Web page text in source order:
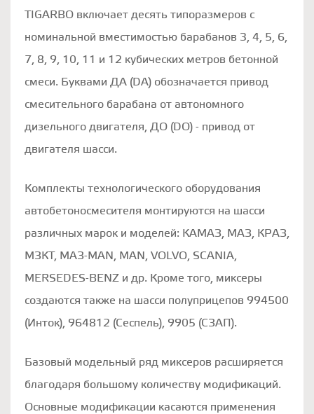
TIGARBO включает десять типоразмеров с
номинальной вместимостью барабанов 3, 4, 5, 6,
7, 8, 9, 10, 11 и 12 кубических метров бетонной
смеси. Буквами ДА (DA) обозначается привод
смесительного барабана от автономного
дизельного двигателя, ДО (DO) - привод от
двигателя шасси.
Комплекты технологического оборудования
автобетоносмесителя монтируются на шасси
различных марок и моделей: КАМАЗ, МАЗ, КРАЗ,
МЗКТ, МАЗ-MAN, MAN, VOLVO, SCANIA,
MERSEDES-BENZ и др. Кроме того, миксеры
создаются также на шасси полуприцепов 994500
(Инток), 964812 (Сеспель), 9905 (СЗАП).
Базовый модельный ряд миксеров расширяется
благодаря большому количеству модификаций.
Основные модификации касаются применения